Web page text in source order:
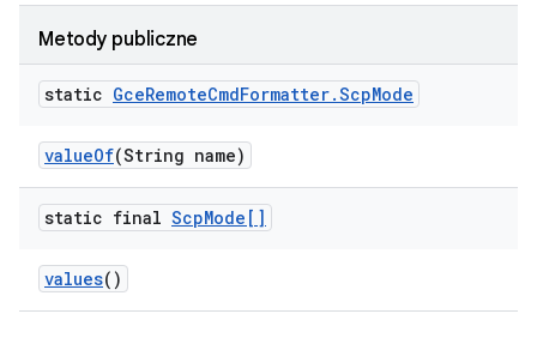
Metody publiczne
static GceRemoteCmdFormatter.ScpMode
valueOf(String name)
static final ScpMode[]
values()